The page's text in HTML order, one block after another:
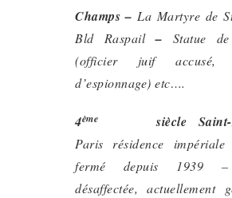
Champs –La Martyre de
Bld Raspail– Statue
(officier juif
d’espionnage) etc….
4èmesiècle
Paris résidence
fermé depuis 1939 –
désaffectée, actuellement